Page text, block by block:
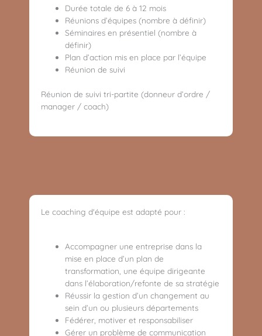
Durée totale de 6 à 12 mois
Réunions d’équipes (nombre à définir)
Séminaires en présentiel (nombre à
définir)
Plan d’action mis en place par l’équipe
Réunion de suivi
Réunion de suivi tri-partite (donneur d’ordre /
manager / coach)
Le coaching d'équipe est adapté pour :
Accompagner une entreprise dans la
mise en place d’un plan de
transformation, une équipe dirigeante
dans l’élaboration/refonte de sa stratégie
Réussir la gestion d’un changement au
sein d’un ou plusieurs départements
Fédérer, motiver et responsabiliser
Gérer un problème de communication